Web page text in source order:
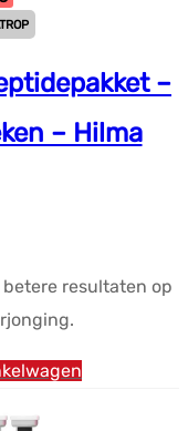
–
– Hilma
resultaten op